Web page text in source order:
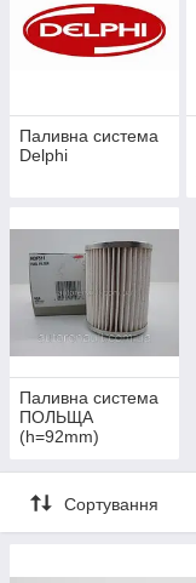
Паливна система
Delphi
Паливна система
ПОЛЬЩА
(h=92mm)
Сортування